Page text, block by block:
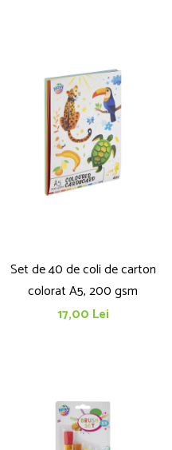
Set de 40 de coli de carton
colorat A5, 200 gsm
17,00 Lei